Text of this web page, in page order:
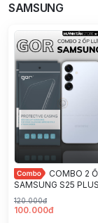
SAMSUNG
COMBO 2
SAMSUNG S25
trong suốt bảo vệ
hãng GOR
120.000đ
100.000đ